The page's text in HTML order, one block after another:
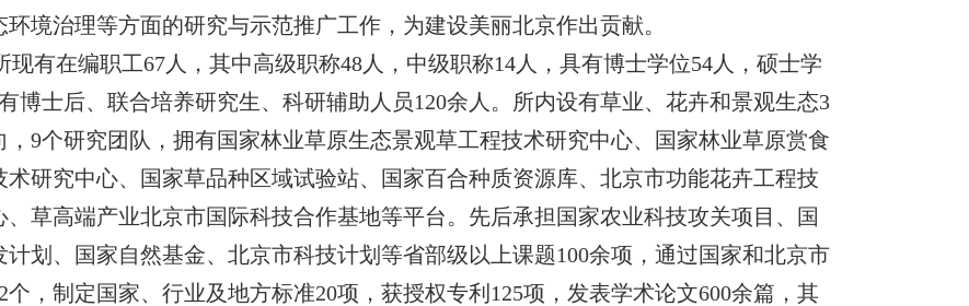
环境治理等方面的研究与示范推广工作，为建设美丽北京作出贡献。
现有在编职工67人，其中高级职称48人，中级职称14人，具有博士学位54人，硕士学
博士后、联合培养研究生、科研辅助人员120余人。所内设有草业、花卉和景观生态3
，9个研究团队，拥有国家林业草原生态景观草工程技术研究中心、国家林业草原赏食
术研究中心、国家草品种区域试验站、国家百合种质资源库、北京市功能花卉工程技
、草高端产业北京市国际科技合作基地等平台。先后承担国家农业科技攻关项目、国
计划、国家自然基金、北京市科技计划等省部级以上课题100余项，通过国家和北京市
个，制定国家、行业及地方标准20项，获授权专利125项，发表学术论文600余篇，其